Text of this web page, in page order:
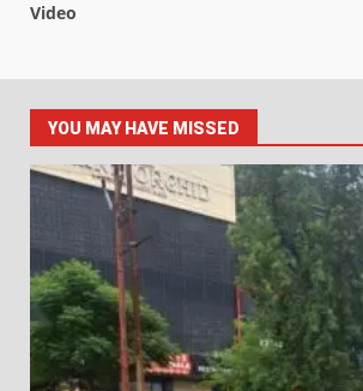
Video
YOU MAY HAVE MISSED